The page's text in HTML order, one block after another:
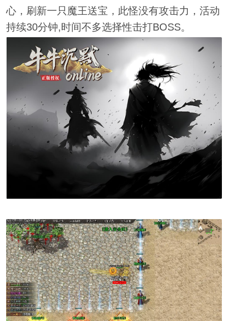
心，刷新一只魔王送宝，此怪没有攻击力，活动
持续30分钟,时间不多选择性击打BOSS。